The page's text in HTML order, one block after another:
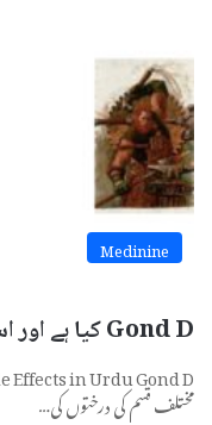
Medinine
Gond D کیا ہے اور اس کے فوائد اور سائیڈ ایفیکٹس
مختلف قسم کی درختوں کی…